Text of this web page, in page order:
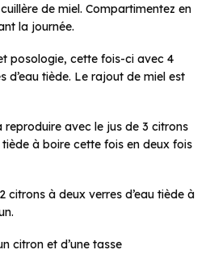
de miel. Compartimentez en
la journée.
posologie, cette fois-ci avec 4
d’eau tiède. Le rajout de miel est
reproduire avec le jus de 3 citrons
tiède à boire cette fois en deux fois
citrons à deux verres d’eau tiède à
citron et d’une tasse